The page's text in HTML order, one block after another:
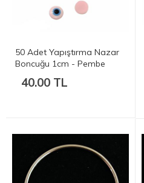
50 Adet Yapıştırma Nazar
Boncuğu 1cm - Pembe
40.00 TL